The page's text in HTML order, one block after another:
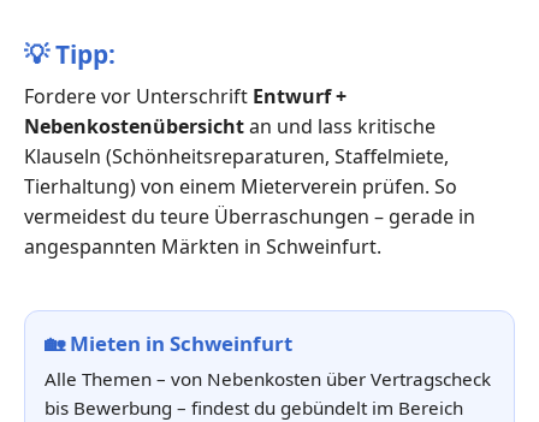
💡Tipp:
Fordere vor Unterschrift Entwurf +
Nebenkostenübersichtan und lass kritische
Klauseln (Schönheitsreparaturen, Staffelmiete,
Tierhaltung) von einem Mieterverein prüfen. So
vermeidest du teure Überraschungen – gerade in
angespannten Märkten in Schweinfurt.
🏡Mieten in Schweinfurt
Alle Themen – von Nebenkosten über Vertragscheck
bis Bewerbung – findest du gebündelt im Bereich